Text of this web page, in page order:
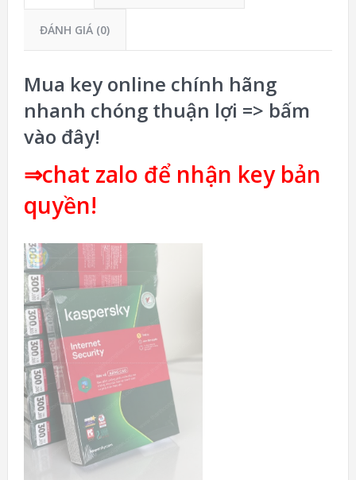
ĐÁNH GIÁ (0)
Mua key online chính hãng
nhanh chóng thuận lợi => bấm
vào đây!
⇒chat zalo để nhận key bản
quyền!